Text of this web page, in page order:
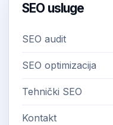
SEO usluge
SEO audit
SEO optimizacija
Tehnički SEO
Kontakt